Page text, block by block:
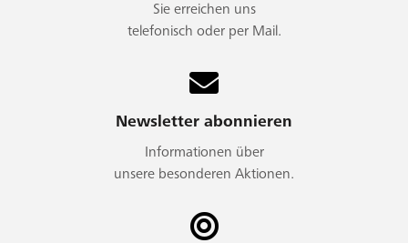
Sie erreichen uns
telefonisch oder per Mail.
Newsletter abonnieren
Informationen über
unsere besonderen Aktionen.